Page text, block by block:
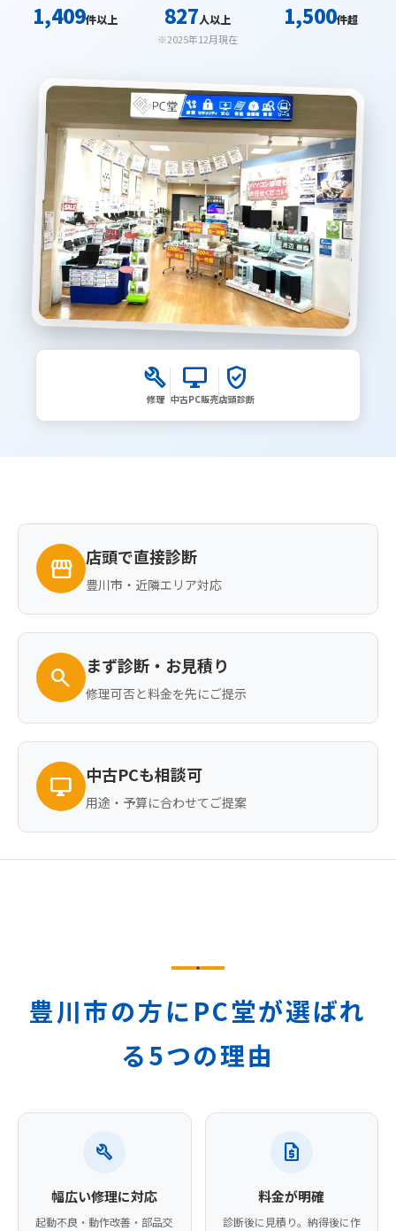
1,409件以上 827人以上 1,500件超
※2025年12月現在
build
修理
desktop_windows
中古PC販売
verified_user
店頭診断
storefront 店頭で直接診断
豊川市・近隣エリア対応
search まず診断・お見積り
修理可否と料金を先にご提示
desktop_windows 中古PCも相談可
用途・予算に合わせてご提案
豊川市の方にPC堂が選ばれ
る5つの理由
build
幅広い修理に対応
起動不良・動作改善・部品交
request_quote
料金が明確
診断後に見積り。納得後に作